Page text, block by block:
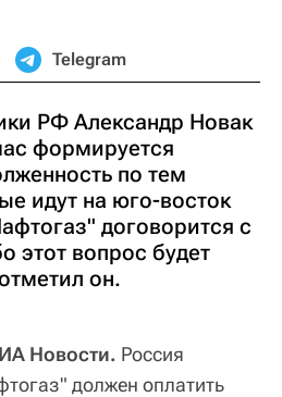
Telegram
РФ Александр Новак
формируется
по тем
идут на юго-восток
договорится с
этот вопрос будет
он.
Новости. Россия
должен оплатить